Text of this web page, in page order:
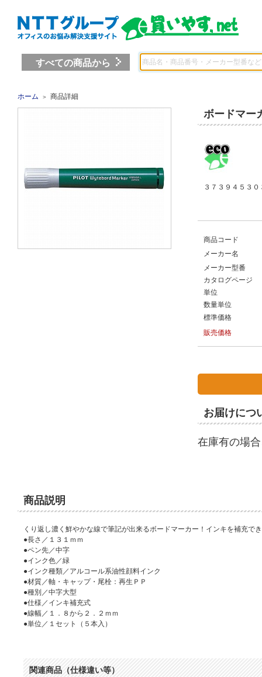
すべての商品から
ホーム ＞ 商品詳細
ボードマ
３７３９４５３
商品コード
メーカー名
メーカー型番
カタログページ
単位
数量単位
標準価格
販売価格
お届けにつ
在庫有の場
商品説明
くり返し濃く鮮やかな線で筆記が出来るボードマーカー！インキを補充で
●長さ／１３１ｍｍ
●ペン先／中字
●インク色／緑
●インク種類／アルコール系油性顔料インク
●材質／軸・キャップ・尾栓：再生ＰＰ
●種別／中字大型
●仕様／インキ補充式
●線幅／１．８から２．２ｍｍ
●単位／１セット（５本入）
関連商品（仕様違い等）